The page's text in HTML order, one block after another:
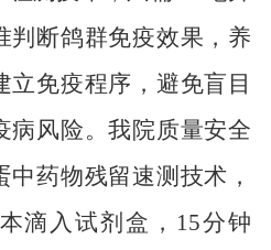
判断鸽群免疫效果，养
立免疫程序，避免盲目
病风险。我院质量安全
药物残留速测技术，
滴入试剂盒，15分钟